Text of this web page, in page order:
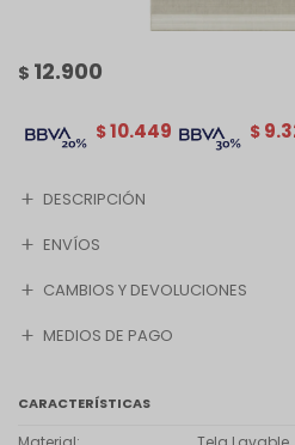
$ 12.900
$
$10.449
DESCRIPCIÓN
ENVÍOS
CAMBIOS Y DEVOLUCIONES
MEDIOS DE PAGO
CARACTERÍSTICAS